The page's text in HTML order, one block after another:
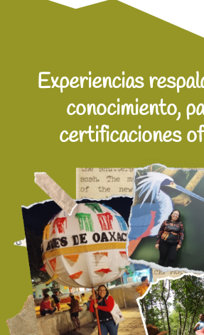
Experiencias
conocimiento,
certificaciones